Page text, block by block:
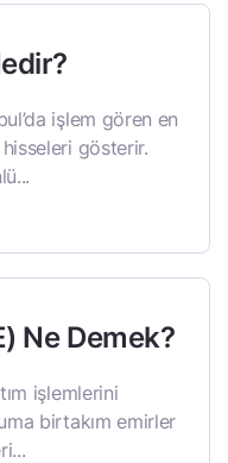
işlem gören en
gösterir.
Ne Demek?
işlemlerini
birtakım emirler